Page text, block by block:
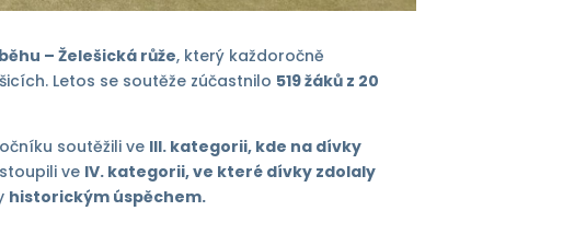
– Želešická růže, který každoročně
Letos se soutěže zúčastnilo 519 žáků z 20
soutěžili ve III. kategorii, kde na dívky
ve IV. kategorii, ve které dívky zdolaly
historickým úspěchem.